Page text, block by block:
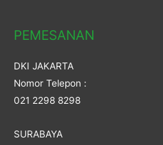
PEMESANAN
DKI JAKARTA
Nomor Telepon :
021 2298 8298
SURABAYA